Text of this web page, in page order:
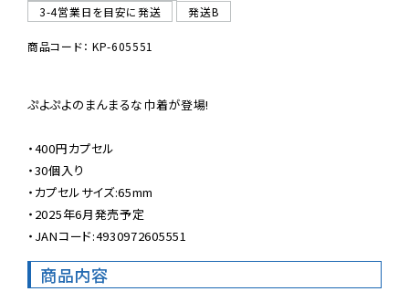
3-4営業日を目安に発送
発送B
商品コード： KP-605551
ぷよぷよのまんまるな巾着が登場!
・400円カプセル
・30個入り
・カプセルサイズ:65mm
・2025年6月発売予定
・JANコード:4930972605551
商品内容